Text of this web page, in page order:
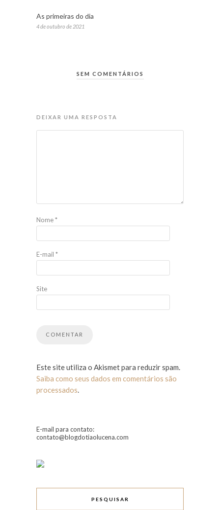
As primeiras do dia
4 de outubro de 2021
SEM COMENTÁRIOS
DEIXAR UMA RESPOSTA
Nome*
E-mail *
Site
Este site utiliza o Akismet para reduzir spam.
Saiba como seus dados em comentários são
processados.
E-mail para contato:
contato@blogdotiaolucena.com
PESQUISAR